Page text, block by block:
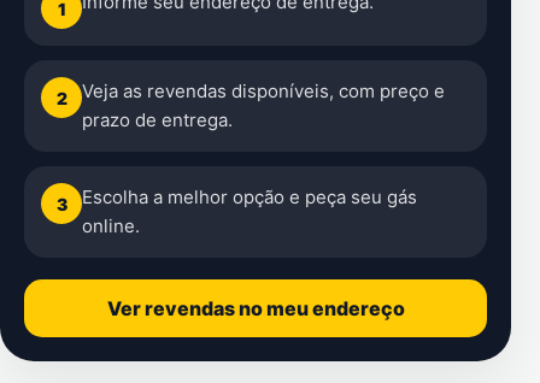
1
2
Veja as revendas disponíveis, com preço e
prazo de entrega.
3
Escolha a melhor opção e peça seu gás
online.
Ver revendas no meu endereço